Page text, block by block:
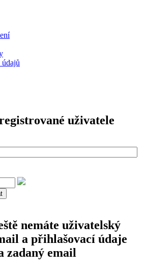
údajů
uživatele
nemáte uživatelský
a přihlašovací údaje
zadaný email